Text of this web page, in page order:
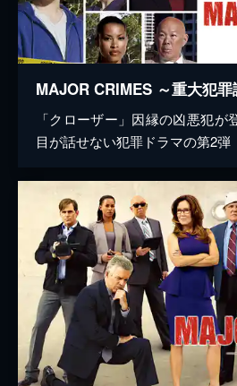
MAJOR CRIMES ～重大犯罪
「クローザー」因縁の凶悪犯が
目が話せない犯罪ドラマの第2弾